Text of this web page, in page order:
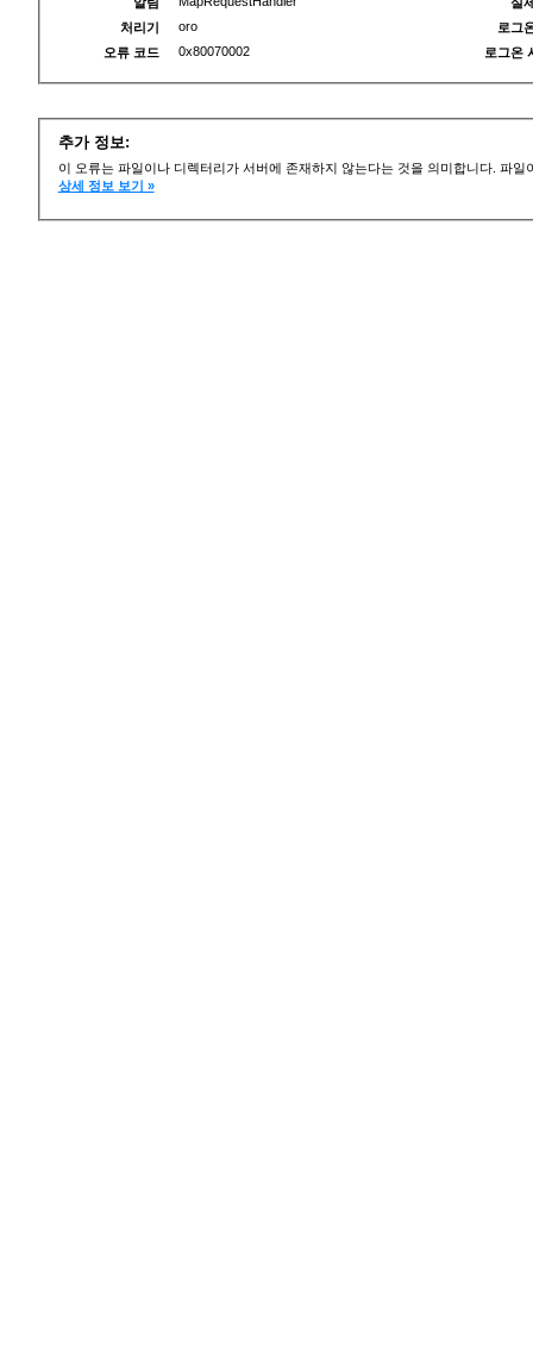
처리기
oro
오류 코드
0x80070002
로그
로그온
추가 정보:
이 오류는 파일이나 디렉터리가 서버에 존재하지 않는다는 것을 의미합니다. 파
상세 정보 보기 »